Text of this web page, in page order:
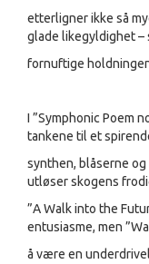
etterligner ikke så
glade likegyldighet –
fornuftige
I ”Symphonic Poem
tankene til et
synthen, blåserne
utløser skogens
”A Walk into the
entusiasme, men
å være en